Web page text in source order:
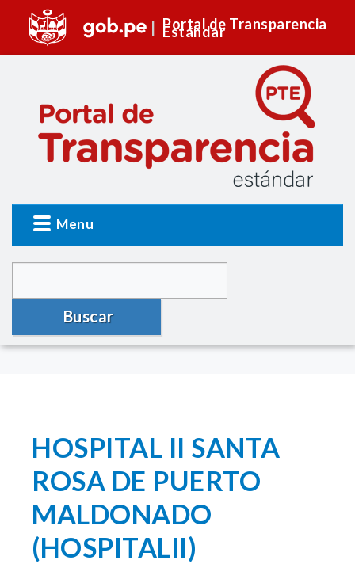
Portal de Transparencia
Estándar
Menu
Buscar
HOSPITAL II SANTA
ROSA DE PUERTO
MALDONADO
(HOSPITALII)